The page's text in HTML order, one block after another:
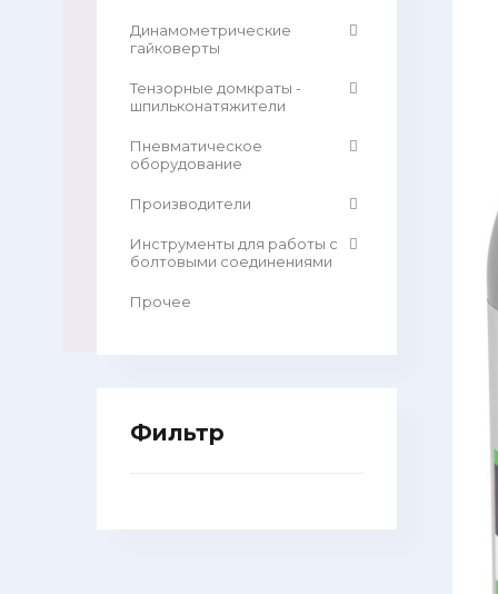
Динамометрические
гайковерты
Тензорные домкраты -
шпильконатяжители
Пневматическое
оборудование
Производители
Инструменты для работы с
болтовыми соединениями
Прочее
Фильтр